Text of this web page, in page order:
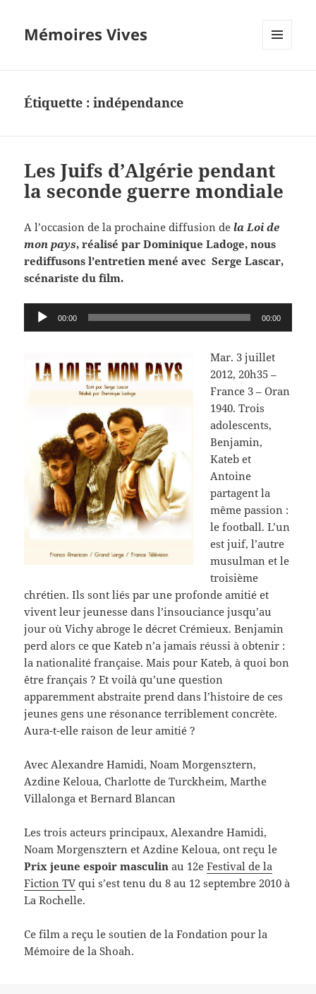
Mémoires Vives
Étiquette :indépendance
Les Juifs d’Algérie pendant
la seconde guerre mondiale
A l’occasion de la prochaine diffusion dela Loi de
mon pays, réalisé par Dominique Ladoge, nous
rediffusons l’entretien mené avec Serge Lascar,
scénariste du film.
Lecteur
audio
00:00 00:00
Mar. 3 juillet
2012, 20h35 –
France 3 – Oran
1940. Trois
adolescents,
Benjamin,
Kateb et
Antoine
partagent la
même passion :
le football. L’un
est juif, l’autre
musulman et le
troisième
chrétien. Ils sont liés par une profonde amitié et
vivent leur jeunesse dans l’insouciance jusqu’au
jour où Vichy abroge le décret Crémieux. Benjamin
perd alors ce que Kateb n’a jamais réussi à obtenir :
la nationalité française. Mais pour Kateb, à quoi bon
être français ? Et voilà qu’une question
apparemment abstraite prend dans l’histoire de ces
jeunes gens une résonance terriblement concrète.
Aura-t-elle raison de leur amitié ?
Avec Alexandre Hamidi, Noam Morgensztern,
Azdine Keloua, Charlotte de Turckheim, Marthe
Villalonga et Bernard Blancan
Les trois acteurs principaux, Alexandre Hamidi,
Noam Morgensztern et Azdine Keloua, ont reçu le
Prix jeune espoir masculin au 12eFestival de la
Fiction TV qui s’est tenu du 8 au 12 septembre 2010 à
La Rochelle.
Ce film a reçu le soutien de la Fondation pour la
Mémoire de la Shoah.